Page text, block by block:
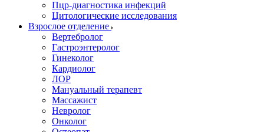
Пцр-диагностика инфекций
Цитологические исследования
Взрослое отделение
Вертебролог
Гастроэнтеролог
Гинеколог
Кардиолог
ЛОР
Мануальный терапевт
Массажист
Невролог
Онколог